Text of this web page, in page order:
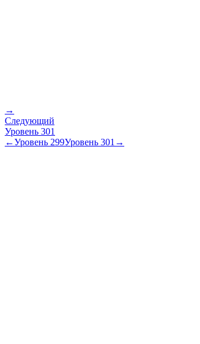
→
Следующий
Уровень 301
←Уровень 299Уровень 301 →